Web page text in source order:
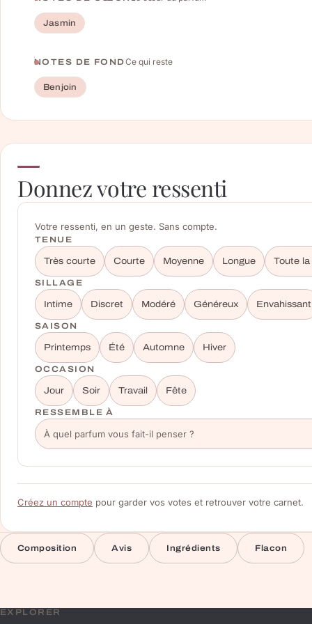
Jasmin
NOTES DE FONDCe qui reste
Benjoin
Donnez votre ressenti
Votre ressenti, en un geste. Sans compte.
TENUE
Très courte Courte Moyenne Longue Toute
SILLAGE
Intime Discret Modéré Généreux Envahissant
SAISON
Printemps Été Automne Hiver
OCCASION
Jour Soir Travail Fête
RESSEMBLE À
Créez un compte pour garder vos votes et retrouver votre carnet.
Composition Avis Ingrédients Flacon
EXPLORER